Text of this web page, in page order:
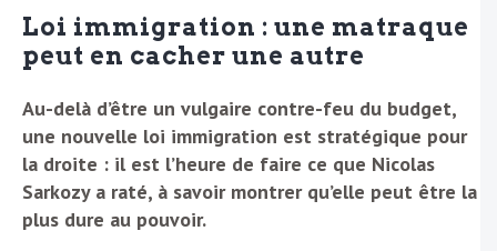
Loi immigration : une matraque
peut en cacher une autre
Au-delà d’être un vulgaire contre-feu du budget,
une nouvelle loi immigration est stratégique pour
la droite : il est l’heure de faire ce que Nicolas
Sarkozy a raté, à savoir montrer qu’elle peut être la
plus dure au pouvoir.